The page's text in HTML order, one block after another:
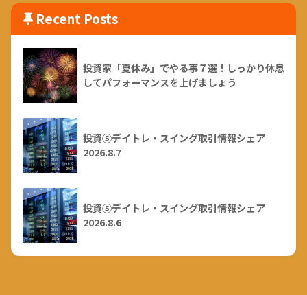
Recent Posts
投資家「夏休み」でやる事７選！しっかり休息
してパフォーマンスを上げましょう
投資⑤デイトレ・スイング取引情報シェア
2026.8.7
投資⑤デイトレ・スイング取引情報シェア
2026.8.6